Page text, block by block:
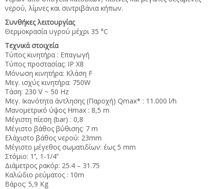
νερού, λίμνες και σιντριβάνια κήπων.
Συνθήκες λειτουργίας
Θερμοκρασία υγρού μέχρι 35 °C
Τεχνικά στοιχεία
Τύπος κινητήρα : Επαγωγή
Τύπος προστασίας: IP X8
Μόνωση κινητήρα: Κλάση F
Μεγ. ισχύς κινητήρα: 750W
Τάση: 230 V ~ 50 Hz
Μεγ. Ικανότητα άντλησης (Παροχή) Qmax* : 11.000 l/h
Μανομετρικό ύψος Hmax : 8,5 m
Μέγιστη πίεση (bar) : 0,8
Μέγιστο βάθος βύθισης: 7 m
Ελάχιστο βάθος νερού: 23mm
Μέγιστο μέγεθος σωματιδίων: έως 5 mm
Στόμιο: 1’’, 1-1/4’’
Διάμετρος ρακόρ: 25.4 – 31.75
Καλώδιο ρεύματος : 10m
Βάρος: 5,9 Kg